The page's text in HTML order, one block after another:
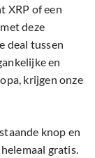
XRP of een
deze
deal tussen
en
krijgen onze
knop en
gratis.